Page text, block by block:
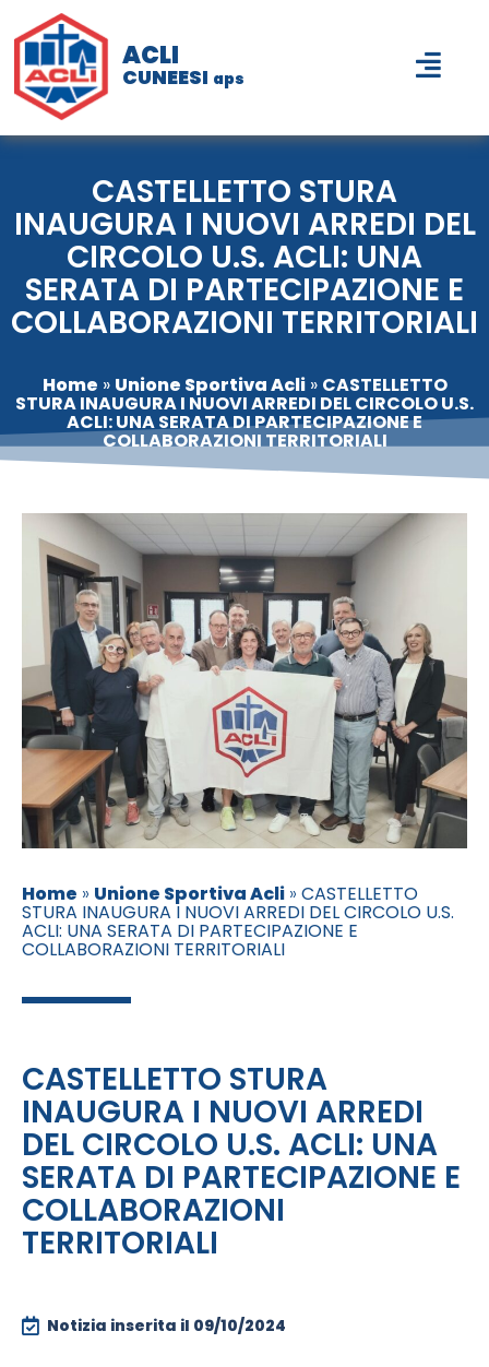
ACLI
CUNEESI aps
CASTELLETTO STURA
INAUGURA I NUOVI ARREDI DEL
CIRCOLO U.S. ACLI: UNA
SERATA DI PARTECIPAZIONE E
COLLABORAZIONI TERRITORIALI
Home » Unione Sportiva Acli» CASTELLETTO
STURA INAUGURA I NUOVI ARREDI DEL CIRCOLO U.S.
ACLI: UNA SERATA DI PARTECIPAZIONE E
COLLABORAZIONI TERRITORIALI
Home » Unione Sportiva Acli » CASTELLETTO
STURA INAUGURA I NUOVI ARREDI DEL CIRCOLO U.S.
ACLI: UNA SERATA DI PARTECIPAZIONE E
COLLABORAZIONI TERRITORIALI
CASTELLETTO STURA
INAUGURA I NUOVI ARREDI
DEL CIRCOLO U.S. ACLI: UNA
SERATA DI PARTECIPAZIONE E
COLLABORAZIONI
TERRITORIALI
Notizia inserita il 09/10/2024